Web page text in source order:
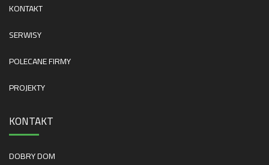
KONTAKT
SERWISY
POLECANE FIRMY
PROJEKTY
KONTAKT
DOBRY DOM